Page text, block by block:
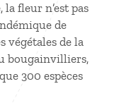
fleur n’est pas
de
végétales de la
bougainvilliers,
300 espèces